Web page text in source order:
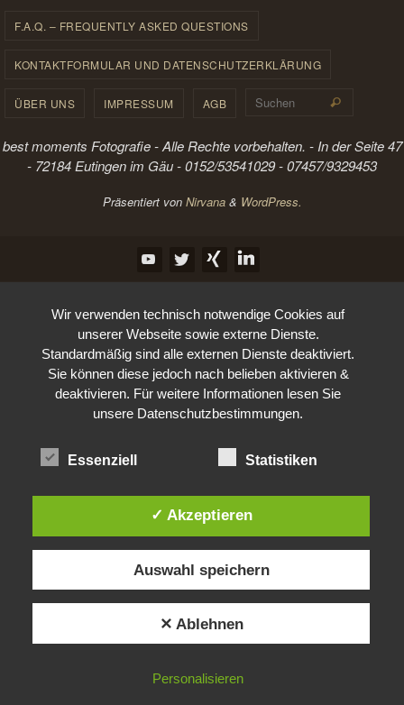
F.A.Q. – FREQUENTLY ASKED QUESTIONS
KONTAKTFORMULAR UND DATENSCHUTZERKLÄRUNG
ÜBER UNS IMPRESSUM AGB Suchen
best moments Fotografie - Alle Rechte vorbehalten. - In der Seite 47
- 72184 Eutingen im Gäu - 0152/53541029 - 07457/9329453
Präsentiert von Nirvana& WordPress.
Wir verwenden technisch notwendige Cookies auf
unserer Webseite sowie externe Dienste.
Standardmäßig sind alle externen Dienste deaktiviert.
Sie können diese jedoch nach belieben aktivieren &
deaktivieren. Für weitere Informationen lesen Sie
unsere Datenschutzbestimmungen.
Essenziell Statistiken
✓ Akzeptieren
Auswahl speichern
✕ Ablehnen
Personalisieren